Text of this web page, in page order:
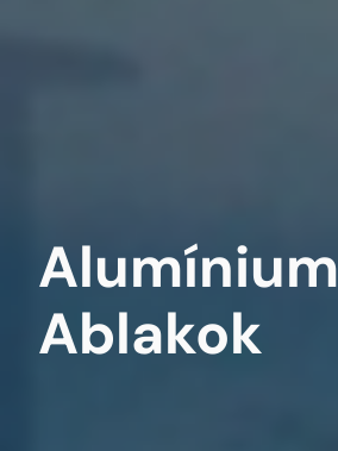
Alumínium
Ablakok